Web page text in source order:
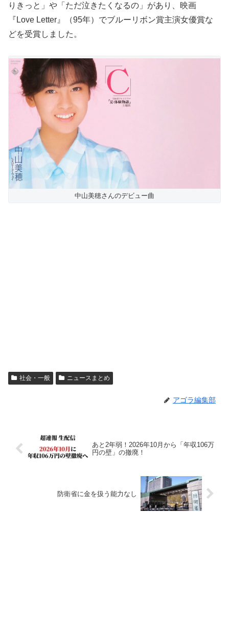
りきっと」や「ただ泣きたくなるの」があり、映画
『Love Letter』（95年）でブルーリボン賞主演女優賞な
どを受賞しました。
中山美穂さんのデビュー曲
社会・一般 ニュースまとめ
アゴラ編集部
あと2年弱！2026年10月から「年収106万
円の壁」の撤廃！
防衛省に金を扱う能力なし